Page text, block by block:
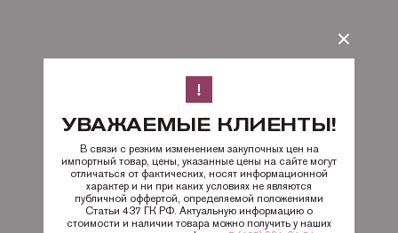
УВАЖАЕМЫЕ КЛИЕНТЫ!
В связи с резким изменением закупочных цен на
импортный товар, цены, указанные цены на сайте могут
отличаться от фактических, носят информационной
характер и ни при каких условиях не являются
публичной оффертой, определяемой положениями
Статьи 437 ГК РФ. Актуальную информацию о
стоимости и наличии товара можно получить у наших